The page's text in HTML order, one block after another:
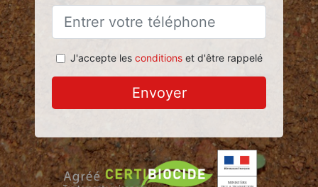
J'accepte les conditionset d'être rappelé
Envoyer